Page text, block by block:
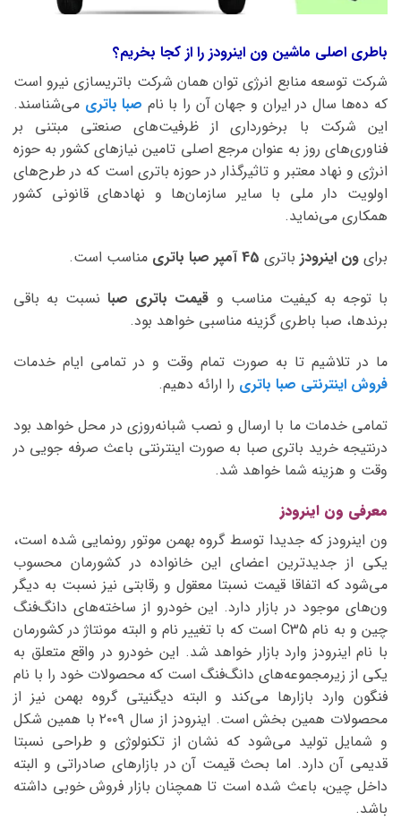
باطری اصلی ماشین ون اینرودز را از کجا بخریم؟
شرکت توسعه منابع انرژی توان همان شرکت باتریسازی نیرو است
که ده‌ها سال در ایران و جهان آن را با نام صبا باتری می‌شناسند.
این شرکت با برخورداری از ظرفیت‌های صنعتی مبتنی بر
فناوری‌های روز به عنوان مرجع اصلی تامین نیازهای کشور به حوزه
انرژی و نهاد معتبر و تاثیرگذار در حوزه باتری است که در طرح‌های
اولویت دار ملی با سایر سازمان‌ها و نهادهای قانونی کشور
همکاری می‌نماید.
برای ون اینرودز باتری 45 آمپر صبا باتری مناسب است.
با توجه به کیفیت مناسب و قیمت باتری صبانسبت به باقی
برندها، صبا باطری گزینه مناسبی خواهد بود.
ما در تلاشیم تا به صورت تمام وقت و در تمامی ایام خدمات
فروش اینترنتی صبا باتری را ارائه دهیم.
تمامی خدمات ما با ارسال و نصب شبانه‌روزی در محل خواهد بود
درنتیجه خرید باتری صبا به صورت اینترنتی باعث صرفه جویی در
وقت و هزینه شما خواهد شد.
معرفی ون اینرودز
ون اینرودز که جدیدا توسط گروه بهمن موتور رونمایی شده است،
یکی از جدیدترین اعضای این خانواده در کشورمان محسوب
می‌شود که اتفاقا قیمت نسبتا معقول و رقابتی نیز نسبت به دیگر
ون‌های موجود در بازار دارد. این خودرو از ساخته‌های دانگ‌فنگ
چین و به نام C35 است که با تغییر نام و البته مونتاژ در کشورمان
با نام اینرودز وارد بازار خواهد شد. این خودرو در واقع متعلق به
یکی از زیرمجموعه‌های دانگ‌فنگ است که محصولات خود را با نام
فنگون وارد بازارها می‌کند و البته دیگنیتی گروه بهمن نیز از
محصولات همین بخش است. اینرودز از سال ۲۰۰۹ با همین شکل
و شمایل تولید می‌شود که نشان از تکنولوژی و طراحی نسبتا
قدیمی آن دارد. اما بحث قیمت آن در بازارهای صادراتی و البته
داخل چین، باعث شده است تا همچنان بازار فروش خوبی داشته
باشد.